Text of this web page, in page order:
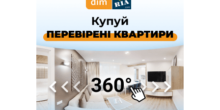
На Закарпатті викрили масштабну схему незаконного
виключення військовозобов’язаних з обліку
«Багато питань буде знято». На громадських слуханнях в
Яремче обговорили, як вирішити питання джипінгу в
Карпатах
5 «тихих» хвороб, які виявляє профілактичне обстеження
ФОТО
На Надрічній тривають останні приготування до
нового руху
У Франківську зафіксували найбільшу спеку за всю історію
спостережень